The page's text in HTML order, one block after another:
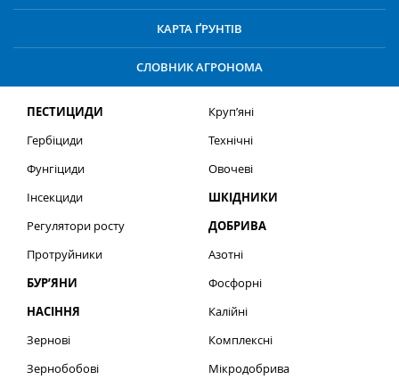
КАРТА ҐРУНТІВ
СЛОВНИК АГРОНОМА
ПЕСТИЦИДИ
Гербіциди
Фунгіциди
Інсекциди
Регулятори росту
Протруйники
БУР’ЯНИ
НАСІННЯ
Зернові
Зернобобові
Круп’яні
Технічні
Овочеві
ШКІДНИКИ
ДОБРИВА
Азотні
Фосфорні
Калійні
Комплексні
Мікродобрива